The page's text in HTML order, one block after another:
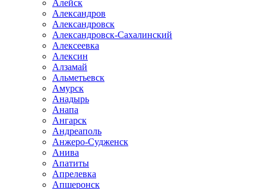
Алейск
Александров
Александровск
Александровск-Сахалинский
Алексеевка
Алексин
Алзамай
Альметьевск
Амурск
Анадырь
Анапа
Ангарск
Андреаполь
Анжеро-Судженск
Анива
Апатиты
Апрелевка
Апшеронск